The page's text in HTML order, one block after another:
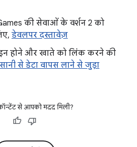
की सेवाओं के वर्शन 2 को
डेवलपर दस्तावेज़
होने और खाते को लिंक करने की
से डेटा वापस लाने से जुड़ा
से आपको मदद मिली?